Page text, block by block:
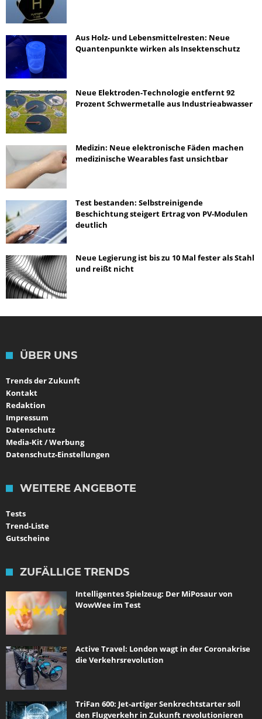
Aus Holz- und Lebensmittelresten: Neue
Quantenpunkte wirken als Insektenschutz
Neue Elektroden-Technologie entfernt 92
Prozent Schwermetalle aus Industrieabwasser
Medizin: Neue elektronische Fäden machen
medizinische Wearables fast unsichtbar
Test bestanden: Selbstreinigende
Beschichtung steigert Ertrag von PV-Modulen
deutlich
Neue Legierung ist bis zu 10 Mal fester als Stahl
und reißt nicht
ÜBER UNS
Trends der Zukunft
Kontakt
Redaktion
Impressum
Datenschutz
Media-Kit / Werbung
Datenschutz-Einstellungen
WEITERE ANGEBOTE
Tests
Trend-Liste
Gutscheine
ZUFÄLLIGE TRENDS
Intelligentes Spielzeug: Der MiPosaur von
WowWee im Test
Active Travel: London wagt in der Coronakrise
die Verkehrsrevolution
TriFan 600: Jet-artiger Senkrechtstarter soll
den Flugverkehr in Zukunft revolutionieren